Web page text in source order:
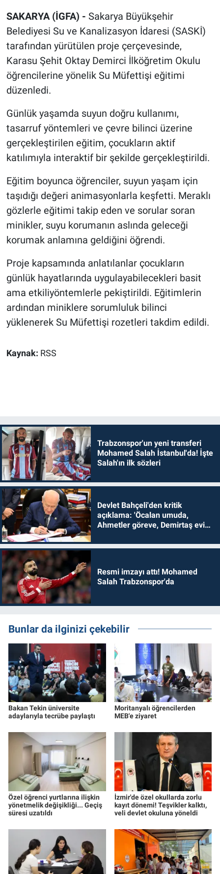
SAKARYA (İGFA) - Sakarya Büyükşehir
Belediyesi Su ve Kanalizasyon İdaresi (SASKİ)
tarafından yürütülen proje çerçevesinde,
Karasu Şehit Oktay Demirci İlköğretim Okulu
öğrencilerine yönelik Su Müfettişi eğitimi
düzenledi.
Günlük yaşamda suyun doğru kullanımı,
tasarruf yöntemleri ve çevre bilinci üzerine
gerçekleştirilen eğitim, çocukların aktif
katılımıyla interaktif bir şekilde gerçekleştirildi.
Eğitim boyunca öğrenciler, suyun yaşam için
taşıdığı değeri animasyonlarla keşfetti. Meraklı
gözlerle eğitimi takip eden ve sorular soran
minikler, suyu korumanın aslında geleceği
korumak anlamına geldiğini öğrendi.
Proje kapsamında anlatılanlar çocukların
günlük hayatlarında uygulayabilecekleri basit
ama etkiliyöntemlerle pekiştirildi. Eğitimlerin
ardından miniklere sorumluluk bilinci
yüklenerek Su Müfettişi rozetleri takdim edildi.
Kaynak: RSS
Trabzonspor'un yeni transferi
Mohamed Salah İstanbul'da! İşte
Salah'ın ilk sözleri
Devlet Bahçeli'den kritik
açıklama: 'Öcalan umuda,
Ahmetler göreve, Demirtaş evine
Resmi imzayı attı! Mohamed
Salah Trabzonspor'da
Bunlar da ilginizi çekebilir
Bakan Tekin üniversite
adaylarıyla tecrübe paylaştı
Moritanyalı öğrencilerden
MEB'e ziyaret
Özel öğrenci yurtlarına ilişkin
yönetmelik değişikliği... Geçiş
süresi uzatıldı
İzmir'de özel okullarda zorlu
kayıt dönemi! Teşvikler kalktı,
veli devlet okuluna yöneldi